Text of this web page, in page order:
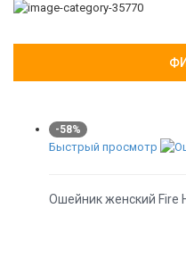
-58%
Быстрый просмотр
Ошейник женский Fire